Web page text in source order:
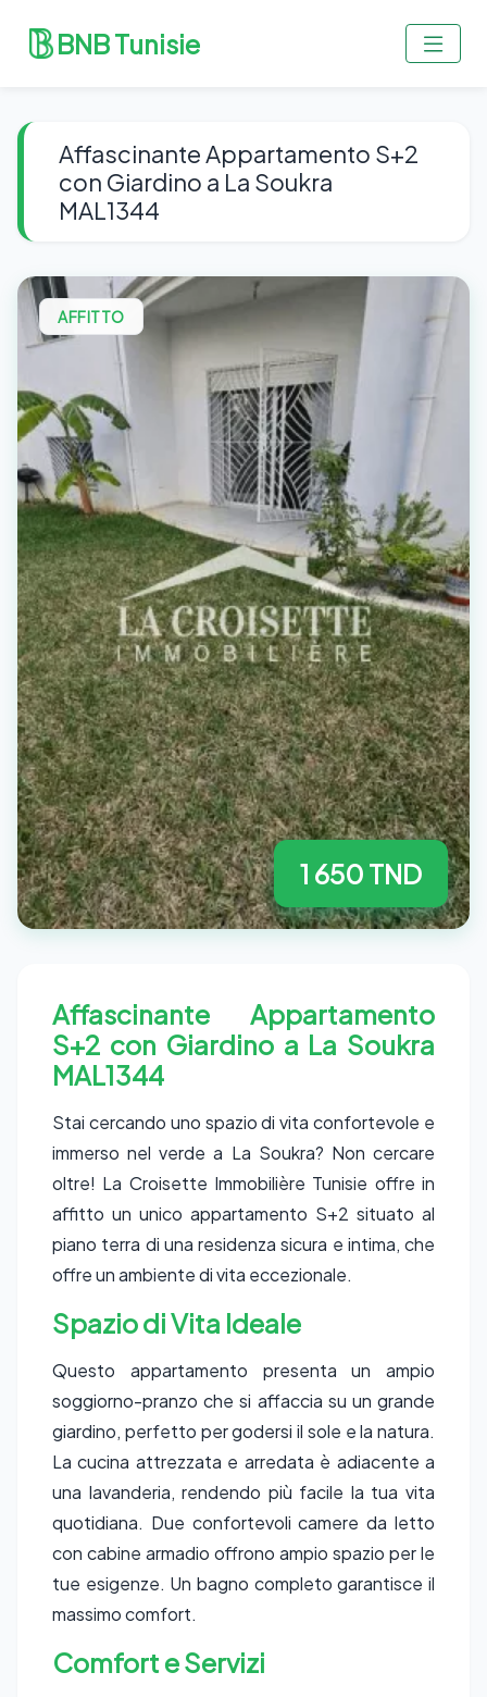
BNB Tunisie
Affascinante Appartamento S+2
con Giardino a La Soukra
MAL1344
AFFITTO
1 650 TND
Affascinante Appartamento
S+2 con Giardino a La Soukra
MAL1344
Stai cercando uno spazio di vita confortevole e
immerso nel verde a La Soukra? Non cercare
oltre! La Croisette Immobilière Tunisie offre in
affitto un unico appartamento S+2 situato al
piano terra di una residenza sicura e intima, che
offre un ambiente di vita eccezionale.
Spazio di Vita Ideale
Questo appartamento presenta un ampio
soggiorno-pranzo che si affaccia su un grande
giardino, perfetto per godersi il sole e la natura.
La cucina attrezzata e arredata è adiacente a
una lavanderia, rendendo più facile la tua vita
quotidiana. Due confortevoli camere da letto
con cabine armadio offrono ampio spazio per le
tue esigenze. Un bagno completo garantisce il
massimo comfort.
Comfort e Servizi